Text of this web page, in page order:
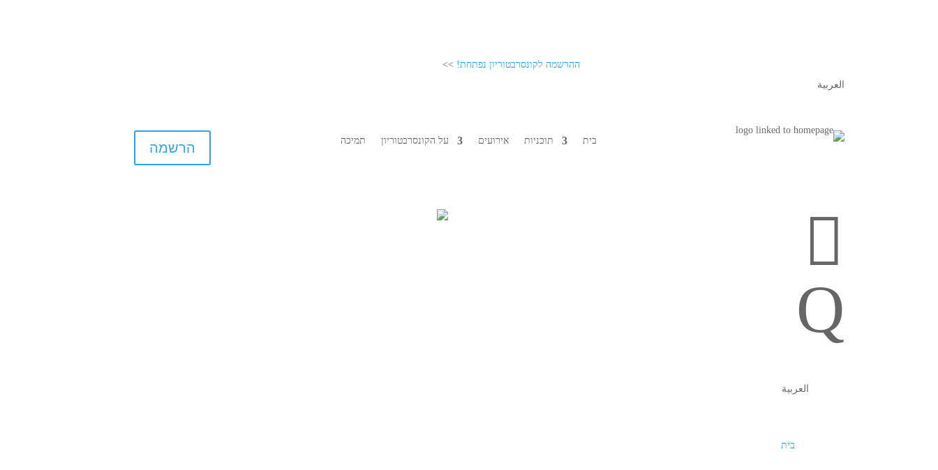
ההרשמה לקונסרבטוריון נפתחת! >>
العربية
הרשמה בית תוכניות אירועים על הקונסרבטוריון תמיכה

Q
العربية
בית